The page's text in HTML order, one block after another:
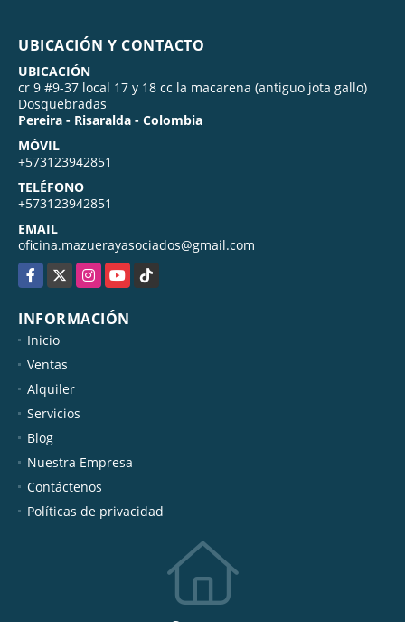
UBICACIÓN Y CONTACTO
UBICACIÓN
cr 9 #9-37 local 17 y 18 cc la macarena (antiguo jota gallo)
Dosquebradas
Pereira - Risaralda - Colombia
MÓVIL
+573123942851
TELÉFONO
+573123942851
EMAIL
oficina.mazuerayasociados@gmail.com
Facebook
X InstagramYouTubeTikTok
INFORMACIÓN
Inicio
Ventas
Alquiler
Servicios
Blog
Nuestra Empresa
Contáctenos
Políticas de privacidad